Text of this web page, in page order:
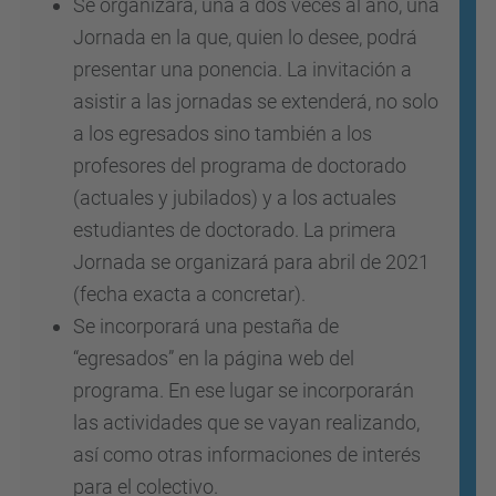
Se organizará, una a dos veces al año, una
Jornada en la que, quien lo desee, podrá
presentar una ponencia. La invitación a
asistir a las jornadas se extenderá, no solo
a los egresados sino también a los
profesores del programa de doctorado
(actuales y jubilados) y a los actuales
estudiantes de doctorado. La primera
Jornada se organizará para abril de 2021
(fecha exacta a concretar).
Se incorporará una pestaña de
“egresados” en la página web del
programa. En ese lugar se incorporarán
las actividades que se vayan realizando,
así como otras informaciones de interés
para el colectivo.